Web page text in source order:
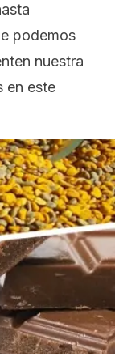
podemos
nuestra
en este